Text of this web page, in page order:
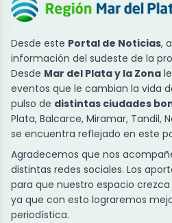
Desde este Portal de Noticias,
información del sudeste de la
Desde Mar del Plata y la Zona
eventos que le cambian la vida
pulso de distintas ciudades
Plata, Balcarce, Miramar, Tandil,
se encuentra reflejado en este
Agradecemos que nos
distintas redes sociales. Los
para que nuestro espacio
ya que con esto lograremos
periodística.